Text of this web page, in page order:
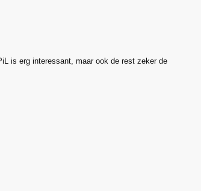
is erg interessant, maar ook de rest zeker de